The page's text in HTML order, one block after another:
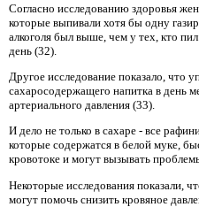
Согласно исследованию здоровья
которые выпивали хотя бы одну
алкоголя был выше, чем у тех, кто
день (32).
Другое исследование показало, что
сахаросодержащего напитка в день
артериального давления (33).
И дело не только в сахаре - все
которые содержатся в белой муке,
кровотоке и могут вызывать
Некоторые исследования показали,
могут помочь снизить кровяное